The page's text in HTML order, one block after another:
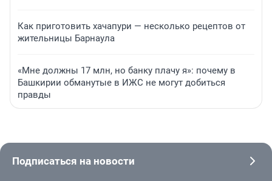
Как приготовить хачапури — несколько рецептов от
жительницы Барнаула
«Мне должны 17 млн, но банку плачу я»: почему в
Башкирии обманутые в ИЖС не могут добиться
правды
Подписаться на новости